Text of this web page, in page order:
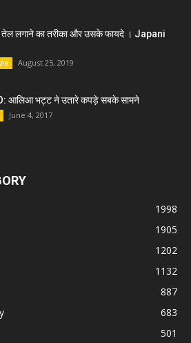
तेल लगाने का तरीका और उसके फायदे । Japani
August 25, 2019
आलिआ भट्ट ने उतारे कपड़े सबके सामने
June 4, 2017
1998
1905
1202
1132
887
683
501